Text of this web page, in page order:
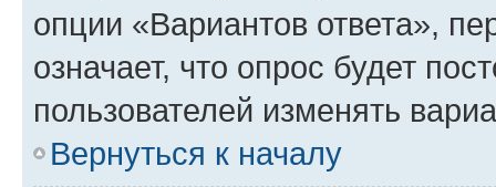
опции «Вариантов ответа»,
означает, что опрос будет
пользователей изменять
Вернуться к началу